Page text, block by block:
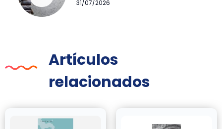
31/07/2026
Artículos
relacionados